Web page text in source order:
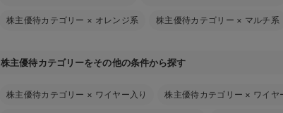
株主優待カテゴリー × オレンジ系 株主優待カテゴリー × マルチ系
株主優待カテゴリーをその他の条件から探す
株主優待カテゴリー × ワイヤー入り 株主優待カテゴリー × ワイヤ